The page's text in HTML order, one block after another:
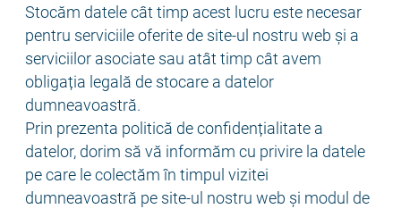
Stocăm datele cât timp acest lucru este necesar
pentru serviciile oferite de site-ul nostru web și a
serviciilor asociate sau atât timp cât avem
obligația legală de stocare a datelor
dumneavoastră.
Prin prezenta politică de confidențialitate a
datelor, dorim să vă informăm cu privire la datele
pe care le colectăm în timpul vizitei
dumneavoastră pe site-ul nostru web și modul de